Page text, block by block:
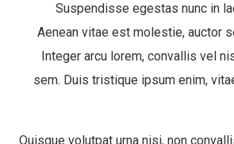
Suspendisse egestas nunc in
Aenean vitae est molestie, auctor
Integer arcu lorem, convallis vel
sem. Duis tristique ipsum enim,
Quisque volutpat urna nisi, non